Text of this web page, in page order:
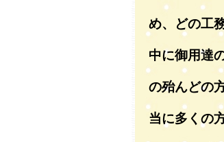
め、どの工
中に御用達
の殆んどの
当に多くの